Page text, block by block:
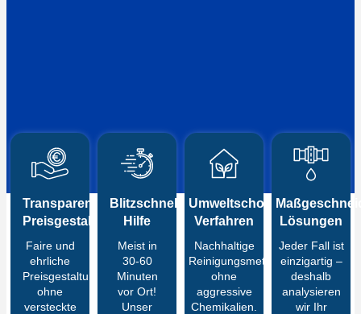
Transparente
Preisgestaltung
Faire und
ehrliche
Preisgestaltung
ohne
versteckte
Blitzschnelle
Hilfe
Meist in
30-60
Minuten
vor Ort!
Unser
Umweltschonende
Verfahren
Nachhaltige
Reinigungsmethoden
ohne
aggressive
Chemikalien.
Lösungen
Jeder Fall ist
einzigartig –
deshalb
analysieren
wir Ihr